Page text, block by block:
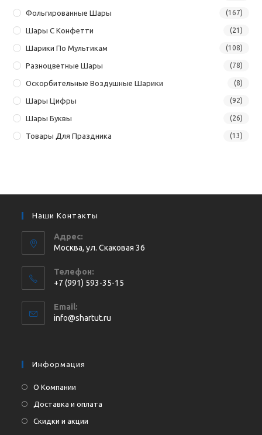
Фольгированные Шары (167)
Шары С Конфетти (21)
Шарики По Мультикам (108)
Разноцветные Шары (78)
Оскорбительные Воздушные Шарики (8)
Шары Цифры (92)
Шары Буквы (26)
Товары Для Праздника (13)
Наши Контакты
Адрес:
Москва, ул. Cкаковая 36
Телефон:
+7 (991) 593-35-15
в
вашем
Email:
info@shartut.ru
Информация
О Компании
Доставка и оплата
Скидки и акции